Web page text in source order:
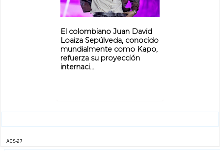
El colombiano Juan David
Loaiza Sepúlveda, conocido
mundialmente como Kapo,
refuerza su proyección
internaci...
ADS-27